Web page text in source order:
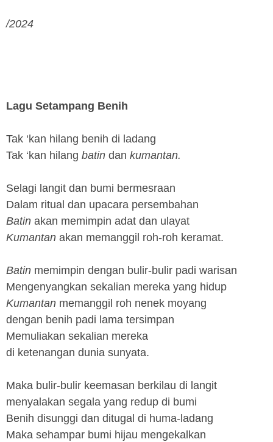
/2024
Lagu Setampang Benih
Tak ‘kan hilang benih di ladang
Tak ‘kan hilang batin dan kumantan.
Selagi langit dan bumi bermesraan
Dalam ritual dan upacara persembahan
Batin akan memimpin adat dan ulayat
Kumantan akan memanggil roh-roh keramat.
Batin memimpin dengan bulir-bulir padi warisan
Mengenyangkan sekalian mereka yang hidup
Kumantan memanggil roh nenek moyang
dengan benih padi lama tersimpan
Memuliakan sekalian mereka
di ketenangan dunia sunyata.
Maka bulir-bulir keemasan berkilau di langit
menyalakan segala yang redup di bumi
Benih disunggi dan ditugal di huma-ladang
Maka sehampar bumi hijau mengekalkan